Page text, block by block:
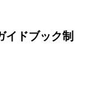
イドブック制